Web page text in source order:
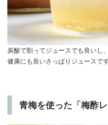
炭酸で割ってジュースでも良いし
健康にも良いさっぱりジュースです
青梅を使った「梅酢レ